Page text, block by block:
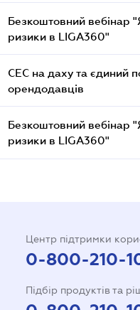
Безкоштовний вебінар
ризики в LIGA360"
СЕС на даху та єдиний
орендодавців
Безкоштовний вебінар
ризики в LIGA360"
Центр підтримки
0-800-210-
Підбір продуктів та